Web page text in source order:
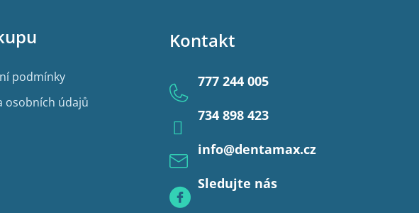
podmínky
osobních údajů
Kontakt
info@dentamax.cz
777 244 005
734 898 423
Sledujte nás